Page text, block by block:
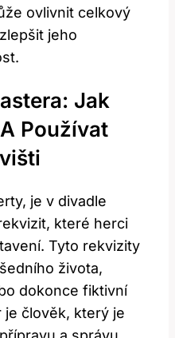
ovlivnit celkový
jeho
Jak
Používat
je v divadle
které herci
Tyto rekvizity
života,
dokonce fiktivní
je člověk, který je